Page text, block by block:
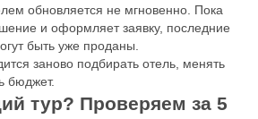
обновляется не мгновенно. Пока
и оформляет заявку, последние
быть уже проданы.
заново подбирать отель, менять
бюджет.
тур? Проверяем за 5